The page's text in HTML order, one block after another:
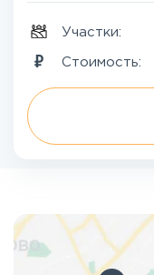
Участки:
Стоимость: